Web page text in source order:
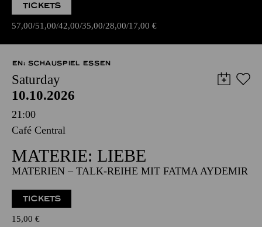
TICKETS
57,00 51,00 42,00 35,00 28,00 17,00 €
EN: SCHAUSPIEL ESSEN
Saturday
10.10.2026
21:00
Café Central
MATERIE: LIEBE
MATERIEN – TALK-REIHE MIT FATMA AYDEMIR
TICKETS
15,00 €